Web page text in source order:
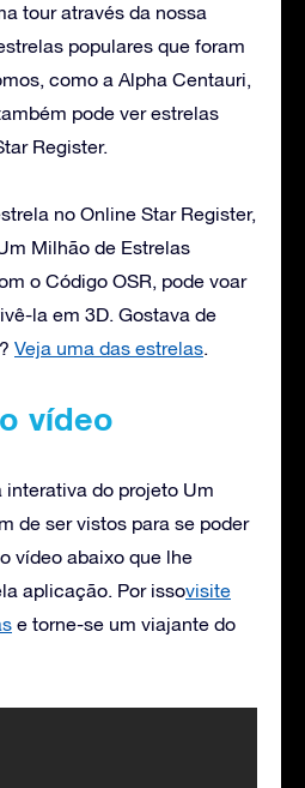
tour através da nossa
populares que foram
como a Alpha Centauri,
pode ver estrelas
Register.
no Online Star Register,
Milhão de Estrelas
o Código OSR, pode voar
la em 3D. Gostava de
Veja uma das estrelas.
vídeo
interativa do projeto Um
de ser vistos para se poder
vídeo abaixo que lhe
aplicação. Por issovisite
e torne-se um viajante do